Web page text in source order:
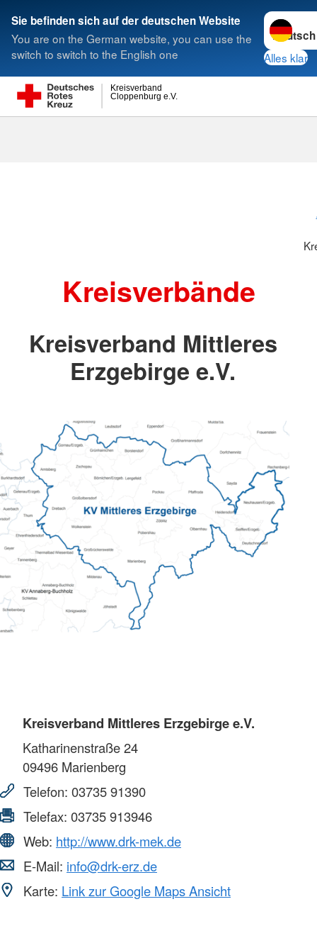
Sie befinden sich auf der deutschen Website
You are on the German website, you can use the
switch to switch to the English one
Sprache
Alles klar
Cloppenburg e.V.
Kreisverband
Suche
Kreisverbände
Kreisverband Mittleres
Erzgebirge e.V.
Kreisverband Mittleres Erzgebirge e.V.
Katharinenstraße 24
09496 Marienberg
Telefon: 03735 91390
Telefax: 03735 913946
Web: http://www.drk-mek.de
E-Mail: info@drk-erz.de
Karte: Link zur Google Maps Ansicht